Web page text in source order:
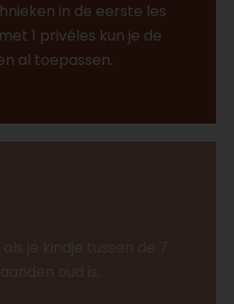
in de eerste les
1 privéles kun je de
al toepassen.